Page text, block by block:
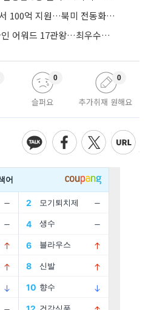
한온시스템, 캐나다 정부서 100억 지원…북미 전동화 시장 가속
현대차·기아, 레드닷 디자인 어워드 17관왕…최우수상 2개 수상
슬퍼요
0
추가취재 원해요
0